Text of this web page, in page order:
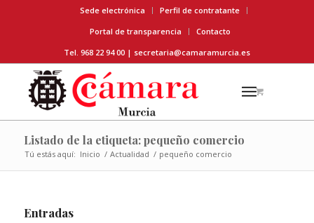
Sede electrónica
Perfil de contratante
Portal de transparencia
Contacto
Tel. 968 22 94 00 | secretaria@camaramurcia.es
Listado de la etiqueta: pequeño comercio
Tú estás aquí: Inicio / Actualidad / pequeño comercio
Entradas